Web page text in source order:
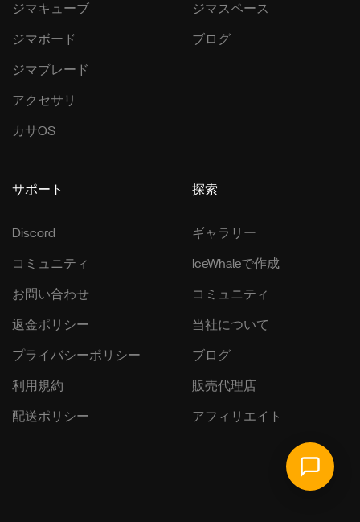
ジマキューブ
ジマボード
ジマブレード
アクセサリ
カサOS
ジマスペース
ブログ
サポート
Discord
コミュニティ
お問い合わせ
返金ポリシー
プライバシーポリシー
利用規約
配送ポリシー
探索
ギャラリー
IceWhaleで作成
コミュニティ
当社について
ブログ
販売代理店
アフィリエイト